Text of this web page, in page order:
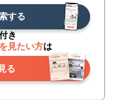
する
き
見たい方は
る